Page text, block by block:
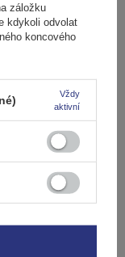
Již nyní zašleme7. srpna
záložku
kdykoli odvolat
koncového
Vždy
aktivní